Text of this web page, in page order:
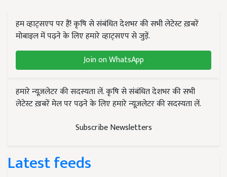
हम व्हाट्सएप पर हैं! कृषि से संबंधित देशभर की सभी लेटेस्ट ख़बरें
मोबाइल में पढ़ने के लिए हमारे व्हाट्सएप से जुड़ें.
Join on WhatsApp
हमारे न्यूज़लेटर की सदस्यता लें. कृषि से संबंधित देशभर की सभी
लेटेस्ट ख़बरें मेल पर पढ़ने के लिए हमारे न्यूज़लेटर की सदस्यता लें.
Subscribe Newsletters
Latest feeds